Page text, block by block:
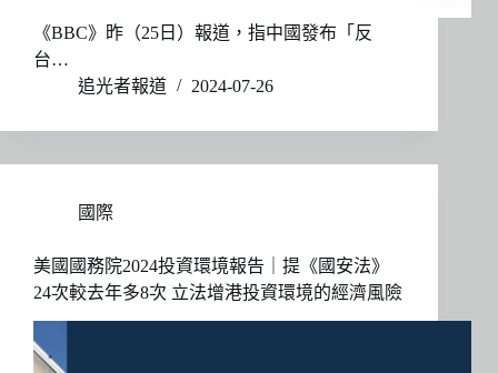
《BBC》昨（25日）報道，指中國發布「反
台…
追光者報道
2024-07-26
國際
美國國務院2024投資環境報告｜提《國安法》
24次較去年多8次 立法增港投資環境的經濟風險